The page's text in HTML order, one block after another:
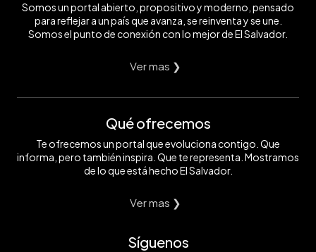
Somos un portal abierto, propositivo y moderno, pensado
para reflejar a un país que avanza, se reinventa y se une.
Somos el punto de conexión con lo mejor de El Salvador.
Ver mas ❯
Qué ofrecemos
Te ofrecemos un portal que evoluciona contigo. Que
informa, pero también inspira. Que te representa. Mostramos
de lo que está hecho El Salvador.
Ver mas ❯
Síguenos